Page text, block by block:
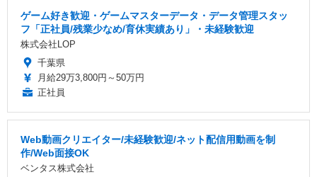
ゲーム好き歓迎・ゲームマスターデータ・データ管理スタッ
フ「正社員/残業少なめ/育休実績あり」・未経験歓迎
株式会社LOP
千葉県
月給29万3,800円～50万円
正社員
Web動画クリエイター/未経験歓迎/ネット配信用動画を制
作/Web面接OK
ベンタス株式会社